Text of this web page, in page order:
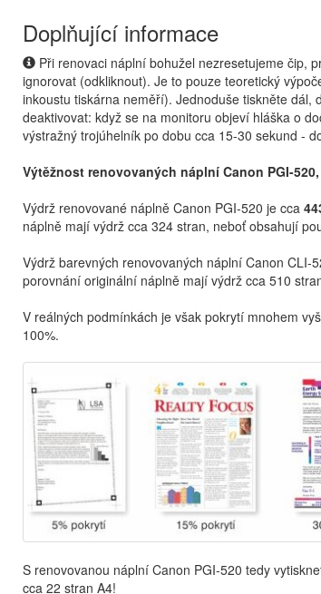
Doplňující informace
Při renovaci náplní bohužel nezresetujeme čip,
ignorovat (odkliknout). Je to pouze teoretický
inkoustu tiskárna neměří). Jednoduše tiskněte
deaktivovat: když se na monitoru objeví hláška o
výstražný trojúhelník po dobu cca 15-30 sekund -
Výtěžnost renovovaných náplní Canon PGI-520,
Výdrž renovované náplně Canon PGI-520 je cca
náplně mají výdrž cca 324 stran, neboť obsahují
Výdrž barevných renovovaných náplní Canon CLI-
porovnání originální náplně mají výdrž cca 510
V reálných podmínkách je však pokrytí mnohem
100%.
S renovovanou náplní Canon PGI-520 tedy
cca 22 stran A4!